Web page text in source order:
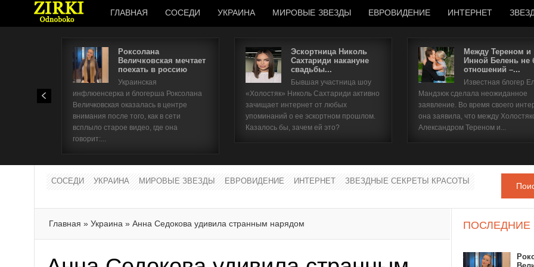
ГЛАВНАЯ СОСЕДИ УКРАИНА МИРОВЫЕ ЗВЕЗДЫ ЕВРОВИДЕНИЕ ИНТЕРНЕТ
Роксолана
Величковская мечтает
поехать в россию
Украинская
инфлюенсерка и блогерша Роксолана
Величковская оказалась в центре
внимания после того, как в сети
всплыло старое видео, где она
говорит:...
Эскортница Николь
Сахтариди накануне
свадьбы...
Бывшая участница шоу
«Холостяк» Николь Сахтариди активно
зачищает интернет от любых
упоминаний о ее эскортном прошлом.
Казалось бы, зачем ей это?
Между Тереном и
Инной Белень не
отношений –...
Известная блогер
Мандзюк сделала неожиданное
заявление. Во время своего
она заявила, что между
Александром Тереном и...
СОСЕДИ УКРАИНА МИРОВЫЕ ЗВЕЗДЫ ЕВРОВИДЕНИЕ ИНТЕРНЕТ ЗВЕЗДНЫЕ СЕКРЕТЫ КРАСОТЫ
Главная » Украина » Анна Седокова удивила странным нарядом ПОСЛЕДНИЕ
Имя пользователя
Забыли имя пользователя?